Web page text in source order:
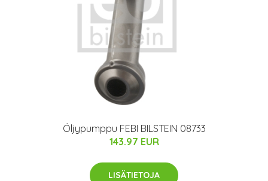
Öljypumppu FEBI BILSTEIN 08733
143.97 EUR
LISÄTIETOJA